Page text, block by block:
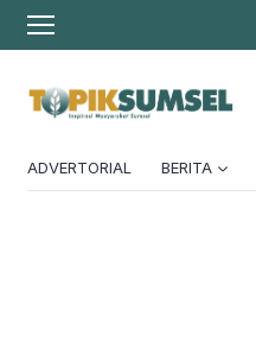
ADVERTORIAL BERITA